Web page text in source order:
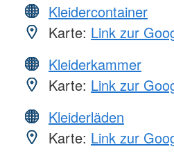
Kleidercontainer
Karte: Link zur
Kleiderkammer
Karte: Link zur
Kleiderläden
Karte: Link zur